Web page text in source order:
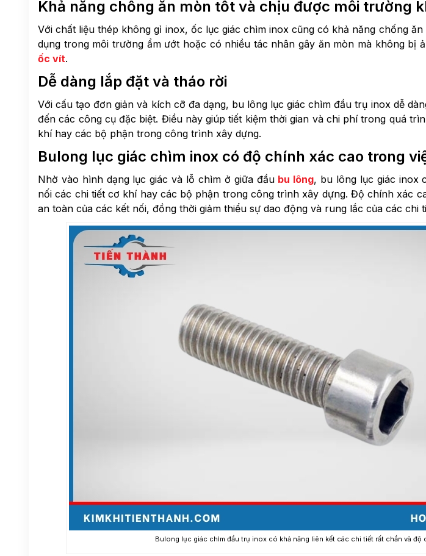
Khả năng chống ăn mòn tốt và chịu được môi trường
Với chất liệu thép không gỉ inox, ốc lục giác chìm inox cũng có khả năng chống
dụng trong môi trường ẩm ướt hoặc có nhiều tác nhân gây ăn mòn mà không bị
ốc vít.
Dễ dàng lắp đặt và tháo rời
Với cấu tạo đơn giản và kích cỡ đa dạng, bu lông lục giác chìm đầu trụ inox dễ
đến các công cụ đặc biệt. Điều này giúp tiết kiệm thời gian và chi phí trong quá
khí hay các bộ phận trong công trình xây dựng.
Bulong lục giác chìm inox có độ chính xác cao trong
Nhờ vào hình dạng lục giác và lỗ chìm ở giữa đầu bu lông, bu lông lục giác inox
nối các chi tiết cơ khí hay các bộ phận trong công trình xây dựng. Độ chính xác
an toàn của các kết nối, đồng thời giảm thiểu sự dao động và rung lắc của các chi
Bulong lục giác chìm đầu trụ inox có khả năng liên kết các chi tiết rất chắn và độ